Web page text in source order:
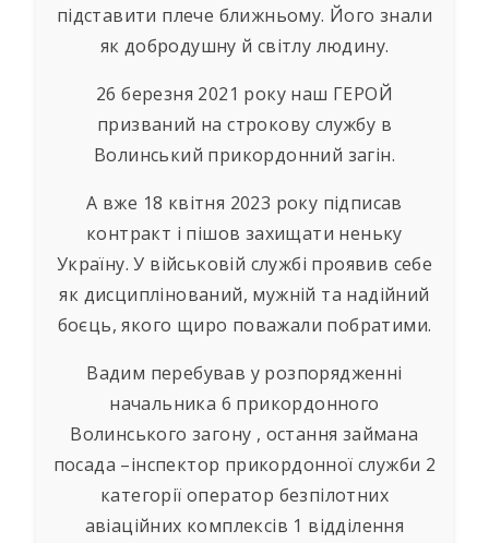
підставити плече ближньому. Його знали
як добродушну й світлу людину.
26 березня 2021 року наш ГЕРОЙ
призваний на строкову службу в
Волинський прикордонний загін.
А вже 18 квітня 2023 року підписав
контракт і пішов захищати неньку
Україну. У військовій службі проявив себе
як дисциплінований, мужній та надійний
боєць, якого щиро поважали побратими.
Вадим перебував у розпорядженні
начальника 6 прикордонного
Волинського загону , остання займана
посада –інспектор прикордонної служби 2
категорії оператор безпілотних
авіаційних комплексів 1 відділення